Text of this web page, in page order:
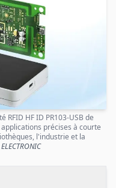
HF ID PR103-USB de
précises à courte
l'industrie et la